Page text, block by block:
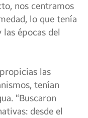
nos centramos
lo que tenía
épocas del
las
tenían
“Buscaron
desde el